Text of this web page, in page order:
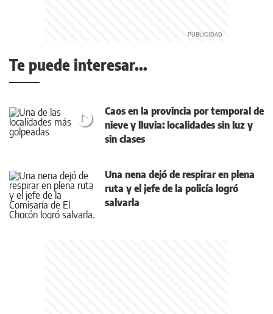
Te puede interesar...
Caos en la provincia por temporal de
nieve y lluvia: localidades sin luz y
sin clases
Una nena dejó de respirar en plena
ruta y el jefe de la policía logró
salvarla